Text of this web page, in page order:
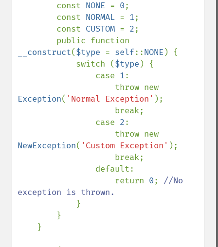
        const
NONE = 0;
        const
NORMAL = 1;
        const
CUSTOM = 2;
__construct($type = self::NONE ) {
            switch (
$type ) {
                case
1:
Exception( 'Normal Exception' );
                case
2:
NewException( 'Custom Exception' );
                    return
0; //No
exception is thrown.
}